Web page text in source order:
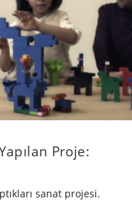
Proje:
sanat projesi.